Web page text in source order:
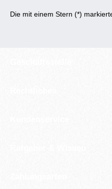
Die mit einem Stern (*)